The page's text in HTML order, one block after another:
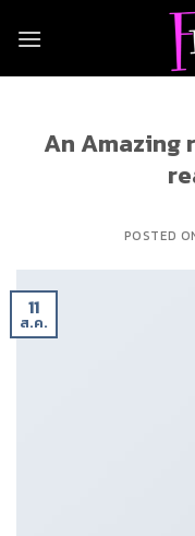
An Amazing
POSTED
11
ส.ค.